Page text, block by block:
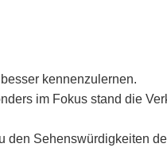
kennenzulernen.
im Fokus stand die
den Sehenswürdigkeiten